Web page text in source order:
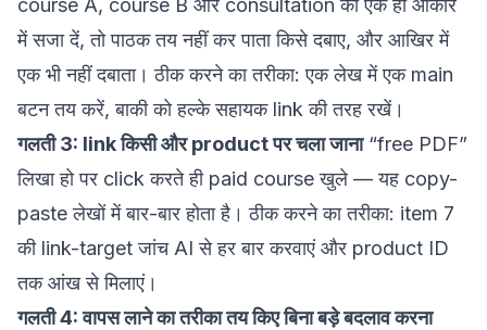
course A, course B और consultation को एक ही आकार
में सजा दें, तो पाठक तय नहीं कर पाता किसे दबाए, और आखिर में
एक भी नहीं दबाता। ठीक करने का तरीका: एक लेख में एक main
बटन तय करें, बाकी को हल्के सहायक link की तरह रखें।
गलती 3: link किसी और product पर चला जाना“free PDF”
लिखा हो पर click करते ही paid course खुले — यह copy-
paste लेखों में बार-बार होता है। ठीक करने का तरीका: item 7
की link-target जांच AI से हर बार करवाएं और product ID
तक आंख से मिलाएं।
गलती 4: वापस लाने का तरीका तय किए बिना बड़े बदलाव करना